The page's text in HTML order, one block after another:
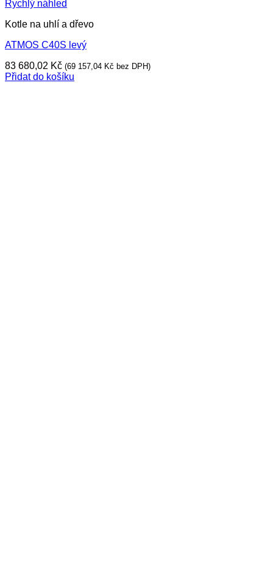
Rychlý náhled
Kotle na uhlí a dřevo
ATMOS C40S levý
83 680,02 Kč (69 157,04 Kč bez DPH)
Přidat do košíku